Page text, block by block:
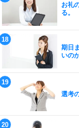
お礼
る。
期日
いのか
選考